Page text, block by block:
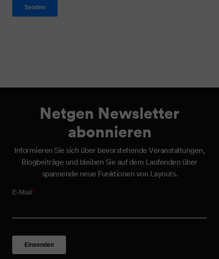
Netgen Newsletter
abonnieren
Informieren Sie sich über bevorstehende Veranstaltungen,
Blogbeiträge und bleiben Sie auf dem Laufenden über
spannende neue Funktionen von Layouts.